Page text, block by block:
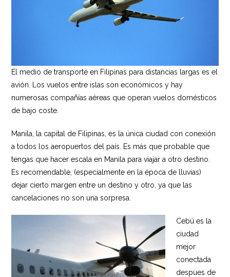
El medio de transporte en Filipinas para distancias largas es el
avión. Los vuelos entre islas son económicos y hay
numerosas compañías aéreas que operan vuelos domésticos
de bajo coste.
Manila, la capital de Filipinas, es la única ciudad con conexión
a todos los aeropuertos del país. Es más que probable que
tengas que hacer escala en Manila para viajar a otro destino.
Es recomendable, (especialmente en la época de lluvias)
dejar cierto margen entre un destino y otro, ya que las
cancelaciones no son una sorpresa.
Cebú es la
ciudad
mejor
conectada
despues de